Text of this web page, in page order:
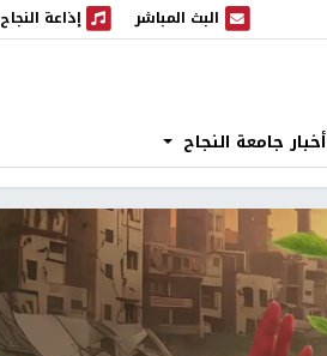
البث المباشر
البث المباشر إذاعة النجاح
إذاعة النجاح
أخبار جامعة النجاح